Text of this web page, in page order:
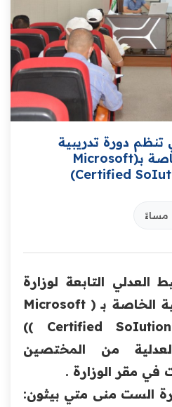
تنظم دورة تدريبية
لموظفي الوزارة والخاصة ‏بـ(‏Microsoft
Certified
العدلي التابعة لوزارة
العدل الدورة التدريبية الخاصة بـ ( ‏Microsoft
Certified SoIution Associate 2019 )‎‏)
من المختصين
في مقر الوزارة .‏
الست منى متي بيثون: